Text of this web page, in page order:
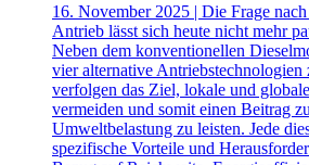
16. November 2025 | Die Frage
Antrieb lässt sich heute nicht mehr
Neben dem konventionellen
vier alternative Antriebstechnologien
verfolgen das Ziel, lokale und
vermeiden und somit einen Beitrag
Umweltbelastung zu leisten. Jede
spezifische Vorteile und